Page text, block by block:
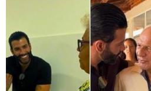
Entretenimento